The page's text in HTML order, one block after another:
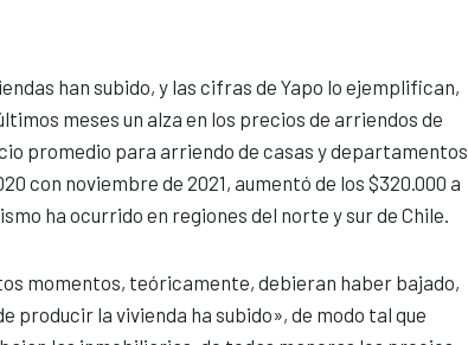
han subido, y las cifras de Yapo lo ejemplifican,
meses un alza en los precios de arriendos de
promedio para arriendo de casas y departamentos
con noviembre de 2021, aumentó de los $320.000 a
ha ocurrido en regiones del norte y sur de Chile.
momentos, teóricamente, debieran haber bajado,
producir la vivienda ha subido», de modo tal que